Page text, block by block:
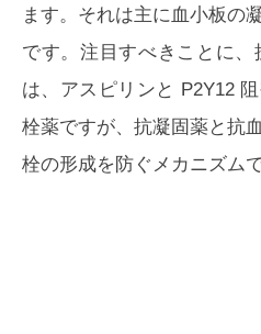
ます。それは主に血小板の
です。注目すべきことに
は、アスピリンと P2Y12
栓薬ですが、抗凝固薬と抗
栓の形成を防ぐメカニズムで